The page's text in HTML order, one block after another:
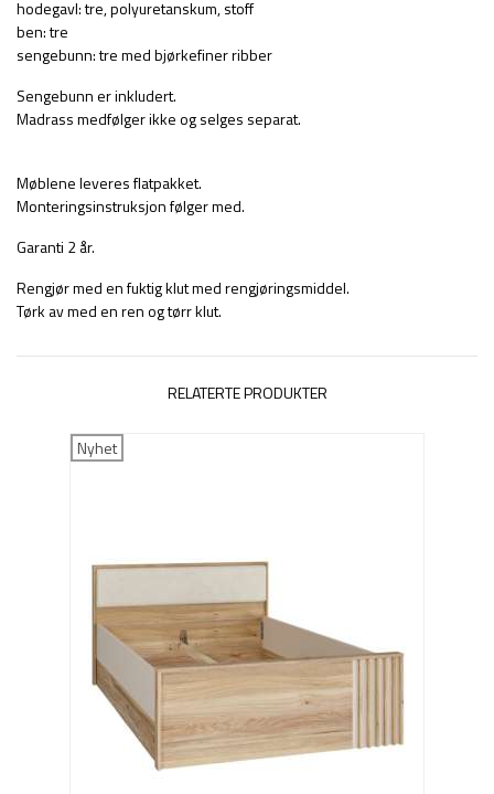
hodegavl: tre, polyuretanskum, stoff
ben: tre
sengebunn: tre med bjørkefiner ribber
Sengebunn er inkludert.
Madrass medfølger ikke og selges separat.
Møblene leveres flatpakket.
Monteringsinstruksjon følger med.
Garanti 2 år.
Rengjør med en fuktig klut med rengjøringsmiddel.
Tørk av med en ren og tørr klut.
RELATERTE PRODUKTER
Nyhet